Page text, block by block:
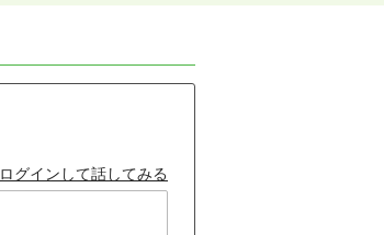
ログインして話してみる